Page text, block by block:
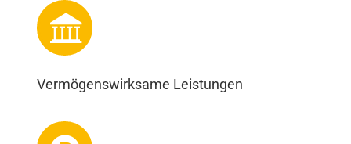
Vermögenswirksame Leistungen